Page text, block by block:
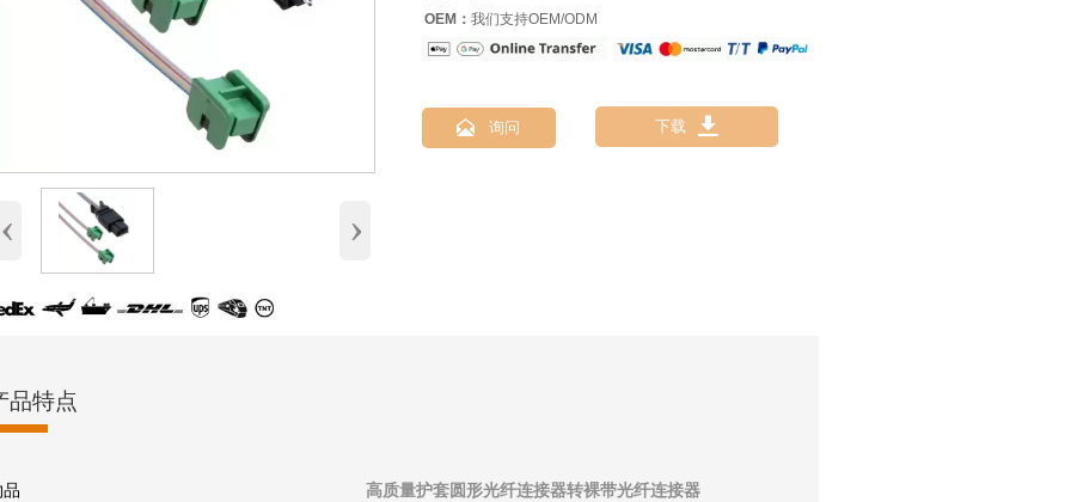
‹ ›
OEM： 我们支持OEM/ODM
 询问 下载 
品特点
品
高质量护套圆形光纤连接器转裸带光纤连接器